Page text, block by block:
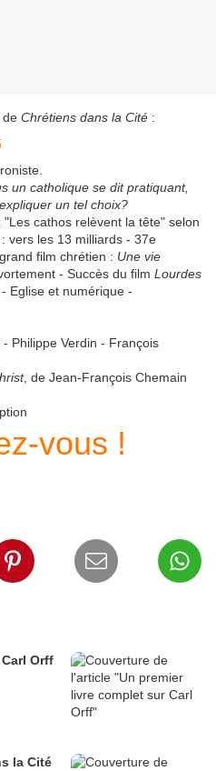
de Chrétiens dans la Cité :
un catholique se dit pratiquant,
un tel choix?
cathos relèvent la tête" selon
vers les 13 milliards - 37e
film chrétien : Une vie
- Succès du film Lourdes
Eglise et numérique -
Philippe Verdin - François
, de Jean-François Chemain
vous !
Orff
la Cité